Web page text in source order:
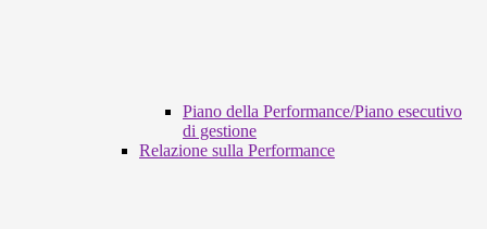
Piano della Performance/Piano esecutivo
di gestione
Relazione sulla Performance